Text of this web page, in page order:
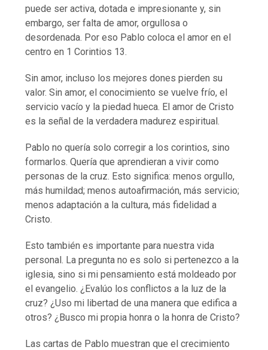
puede ser activa, dotada e impresionante y, sin
embargo, ser falta de amor, orgullosa o
desordenada. Por eso Pablo coloca el amor en el
centro en 1 Corintios 13.
Sin amor, incluso los mejores dones pierden su
valor. Sin amor, el conocimiento se vuelve frío, el
servicio vacío y la piedad hueca. El amor de Cristo
es la señal de la verdadera madurez espiritual.
Pablo no quería solo corregir a los corintios, sino
formarlos. Quería que aprendieran a vivir como
personas de la cruz. Esto significa: menos orgullo,
más humildad; menos autoafirmación, más servicio;
menos adaptación a la cultura, más fidelidad a
Cristo.
Esto también es importante para nuestra vida
personal. La pregunta no es solo si pertenezco a la
iglesia, sino si mi pensamiento está moldeado por
el evangelio. ¿Evalúo los conflictos a la luz de la
cruz? ¿Uso mi libertad de una manera que edifica a
otros? ¿Busco mi propia honra o la honra de Cristo?
Las cartas de Pablo muestran que el crecimiento